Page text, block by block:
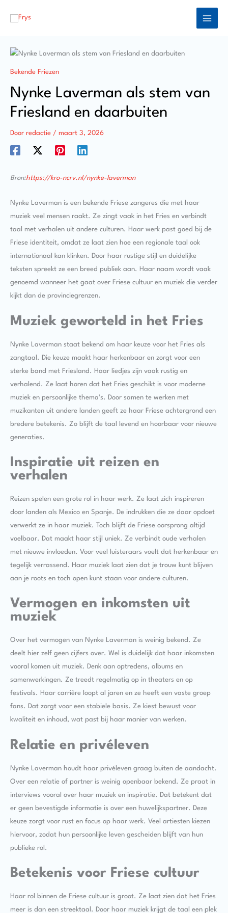
Bekende Friezen
Nynke Laverman als stem van
Friesland en daarbuiten
Door redactie / maart 3, 2026
Bron:https://kro-ncrv.nl/nynke-laverman
Nynke Laverman is een bekende Friese zangeres die met haar
muziek veel mensen raakt. Ze zingt vaak in het Fries en verbindt
taal met verhalen uit andere culturen. Haar werk past goed bij de
Friese identiteit, omdat ze laat zien hoe een regionale taal ook
internationaal kan klinken. Door haar rustige stijl en duidelijke
teksten spreekt ze een breed publiek aan. Haar naam wordt vaak
genoemd wanneer het gaat over Friese cultuur en muziek die verder
kijkt dan de provinciegrenzen.
Muziek geworteld in het Fries
Nynke Laverman staat bekend om haar keuze voor het Fries als
zangtaal. Die keuze maakt haar herkenbaar en zorgt voor een
sterke band met Friesland. Haar liedjes zijn vaak rustig en
verhalend. Ze laat horen dat het Fries geschikt is voor moderne
muziek en persoonlijke thema’s. Door samen te werken met
muzikanten uit andere landen geeft ze haar Friese achtergrond een
bredere betekenis. Zo blijft de taal levend en hoorbaar voor nieuwe
generaties.
Inspiratie uit reizen en
verhalen
Reizen spelen een grote rol in haar werk. Ze laat zich inspireren
door landen als Mexico en Spanje. De indrukken die ze daar opdoet
verwerkt ze in haar muziek. Toch blijft de Friese oorsprong altijd
voelbaar. Dat maakt haar stijl uniek. Ze verbindt oude verhalen
met nieuwe invloeden. Voor veel luisteraars voelt dat herkenbaar en
tegelijk verrassend. Haar muziek laat zien dat je trouw kunt blijven
aan je roots en toch open kunt staan voor andere culturen.
Vermogen en inkomsten uit
muziek
Over het vermogen van Nynke Laverman is weinig bekend. Ze
deelt hier zelf geen cijfers over. Wel is duidelijk dat haar inkomsten
vooral komen uit muziek. Denk aan optredens, albums en
samenwerkingen. Ze treedt regelmatig op in theaters en op
festivals. Haar carrière loopt al jaren en ze heeft een vaste groep
fans. Dat zorgt voor een stabiele basis. Ze kiest bewust voor
kwaliteit en inhoud, wat past bij haar manier van werken.
Relatie en privéleven
Nynke Laverman houdt haar privéleven graag buiten de aandacht.
Over een relatie of partner is weinig openbaar bekend. Ze praat in
interviews vooral over haar muziek en inspiratie. Dat betekent dat
er geen bevestigde informatie is over een huwelijkspartner. Deze
keuze zorgt voor rust en focus op haar werk. Veel artiesten kiezen
hiervoor, zodat hun persoonlijke leven gescheiden blijft van hun
publieke rol.
Betekenis voor Friese cultuur
Haar rol binnen de Friese cultuur is groot. Ze laat zien dat het Fries
meer is dan een streektaal. Door haar muziek krijgt de taal een plek